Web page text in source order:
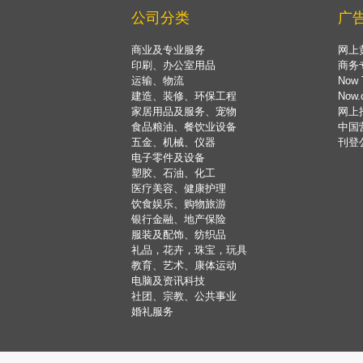
公司分类
商业及专业服务
印刷、办公室用品
运输、物流
建造、装修、环保工程
家居用品及服务、宠物
食品粮油、餐饮业设备
五金、机械、仪器
电子零件及设备
塑胶、石油、化工
医疗美容、健康护理
饮食娱乐、购物旅游
银行金融、地产保险
服装及配饰、纺织品
礼品，花卉，珠宝，玩具
教育、艺术、康体运动
电脑及资讯科技
社团、宗教、公共事业
婚礼服务
广
网上
商务
Now
网上
中国
刊登